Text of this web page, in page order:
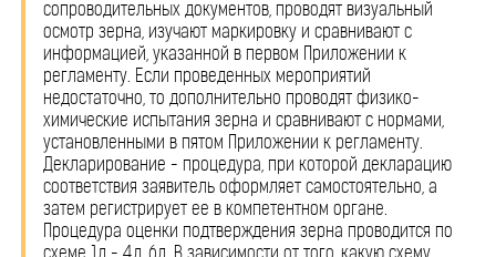
сопроводительных документов, проводят визуальный
осмотр зерна, изучают маркировку и сравнивают с
информацией, указанной в первом Приложении к
регламенту. Если проведенных мероприятий
недостаточно, то дополнительно проводят физико-
химические испытания зерна и сравнивают с нормами,
установленными в пятом Приложении к регламенту.
Декларирование - процедура, при которой декларацию
соответствия заявитель оформляет самостоятельно, а
затем регистрирует ее в компетентном органе.
Процедура оценки подтверждения зерна проводится по